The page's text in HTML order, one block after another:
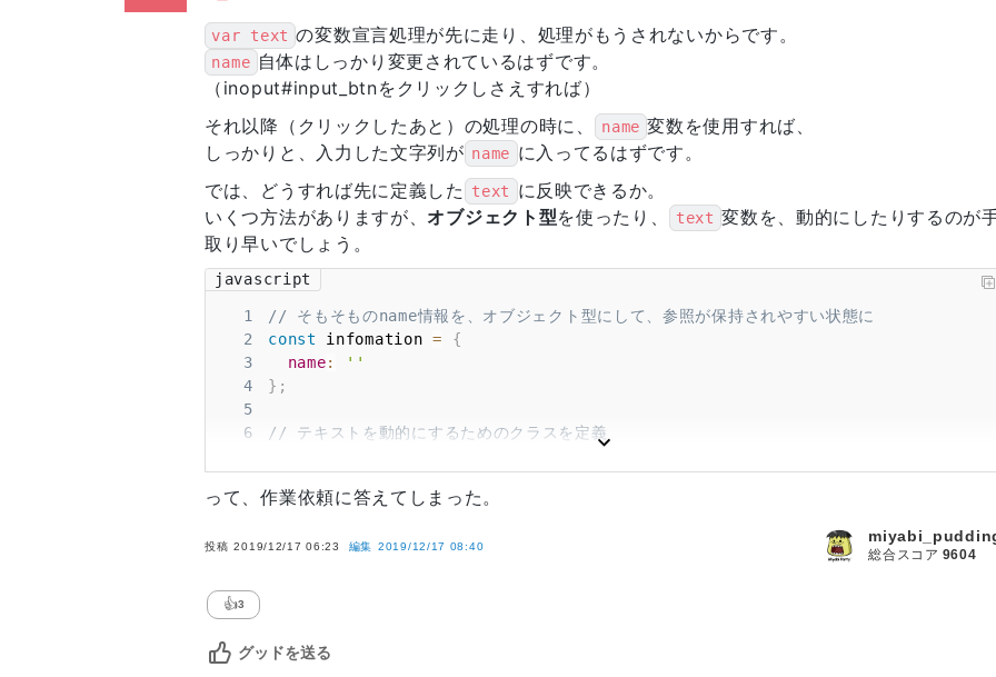
var text の変数宣言処理が先に走り、処理がもうされないからです。
name 自体はしっかり変更されているはずです。
（inoput#input_btnをクリックしさえすれば）
それ以降（クリックしたあと）の処理の時に、
name 変数を使用すれば、
しっかりと、入力した文字列が name に入ってるはずです。
では、どうすれば先に定義した
text
に反映できるか。
いくつ方法がありますが、 オブジェクト型を使ったり、 text 変数を、動的にしたりするのが
取り早いでしょう。
javascript
1
// そもそものname情報を、オブジェクト型にして、参照が保持されやすい状態に
2
const infomation =
{
3
name:
''
4
} ;
5
6
// テキストを動的にするためのクラスを定義
9
// テキストの中身を変更するメソッド
11
this .texts = [
13
14
15
] ;
16
}
って、作業依頼に答えてしまった。
投稿 2019/12/17 06:23 編集 2019/12/17 08:40
総合スコア 9604
👍3
グッドを送る